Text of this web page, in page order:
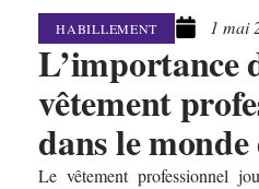
HABILLEMENT 1 mai
L’importance
vêtement
dans le
Le vêtement professionnel